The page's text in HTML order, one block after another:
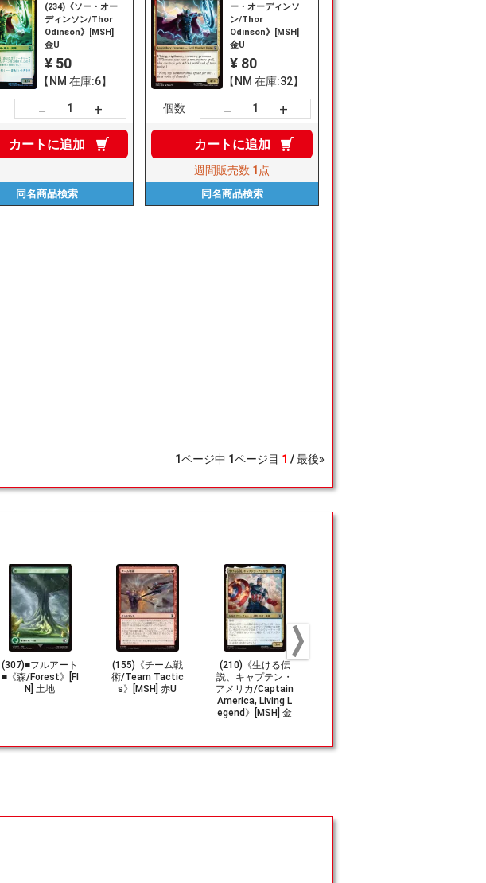
(234)《ソー・オー
ディンソン/Thor
Odinson》[MSH]
金U
¥ 50
【NM 在庫:6】
－ +
カートに追加
同名商品検索
ー・オーディンソ
ン/Thor
Odinson》[MSH]
金U
¥ 80
【NM 在庫:32】
個数 － +
カートに追加
週間販売数 1点
同名商品検索
1ページ中 1ページ目 1 最後»
(307)■フルアート
■《森/Forest》[FI
N] 土地
(155)《チーム戦
術/Team Tactic
s》[MSH] 赤U
(210)《生ける伝
説、キャプテン・
アメリカ/Captain
America, Living L
egend》[MSH] 金